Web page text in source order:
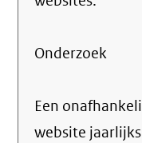
Onderzoek
Een
website